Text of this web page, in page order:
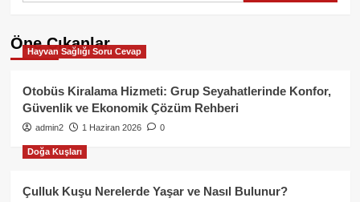
Öne Çıkanlar
Hayvan Sağlığı Soru Cevap
Otobüs Kiralama Hizmeti: Grup Seyahatlerinde Konfor,
Güvenlik ve Ekonomik Çözüm Rehberi
admin2 1 Haziran 2026 0
Doğa Kuşları
Çulluk Kuşu Nerelerde Yaşar ve Nasıl Bulunur?